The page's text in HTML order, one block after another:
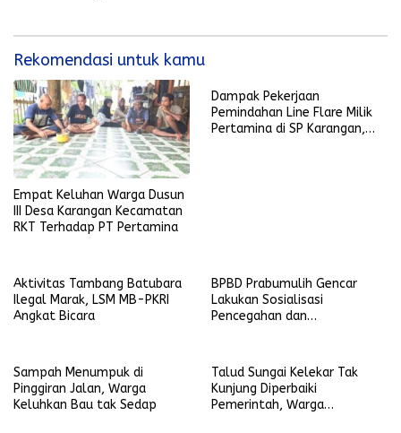
Rekomendasi untuk kamu
Empat Keluhan Warga Dusun
III Desa Karangan Kecamatan
RKT Terhadap PT Pertamina
Dampak Pekerjaan
Pemindahan Line Flare Milik
Pertamina di SP Karangan,
Aktivitas Tambang Batubara
Ilegal Marak, LSM MB-PKRI
Angkat Bicara
BPBD Prabumulih Gencar
Lakukan Sosialisasi
Pencegahan dan
Sampah Menumpuk di
Pinggiran Jalan, Warga
Keluhkan Bau tak Sedap
Talud Sungai Kelekar Tak
Kunjung Diperbaiki
Pemerintah, Warga